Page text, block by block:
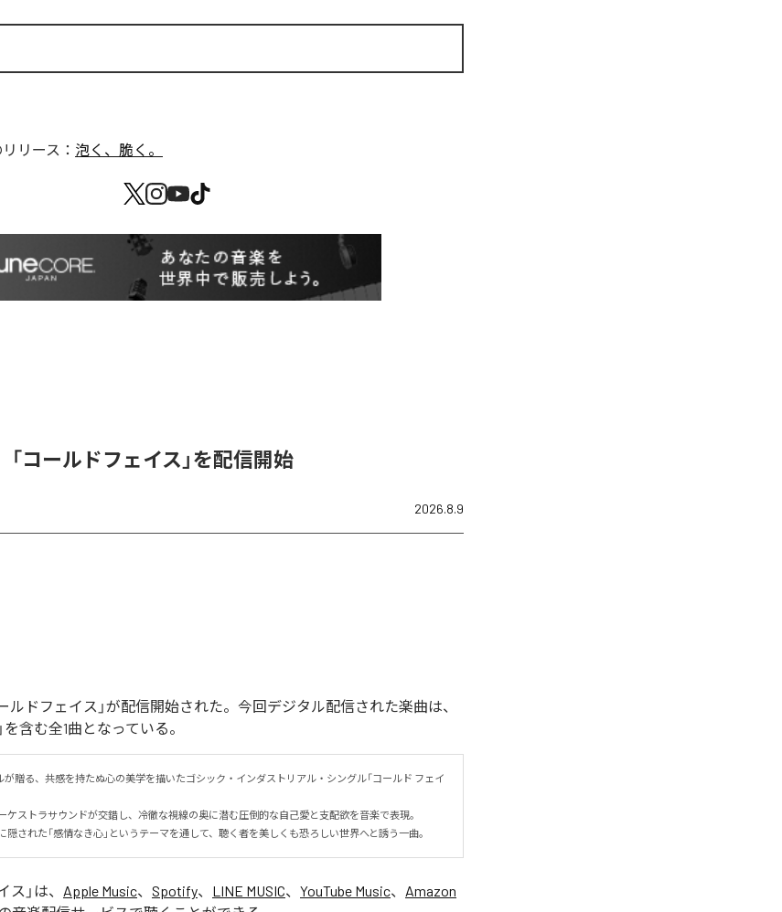
リース： 泡く、脆く。
コールドフェイス」を配信開始
2026.8.9
ルドフェイス」が配信開始された。今回デジタル配信された楽曲は、
を含む全1曲となっている。
が贈る、共感を持たぬ心の美学を描いたゴシック・インダストリアル・シングル「コールド フェイ
ケストラサウンドが交錯し、冷徹な視線の奥に潜む圧倒的な自己愛と支配欲を音楽で表現。
された「感情なき心」というテーマを通して、聴く者を美しくも恐ろしい世界へと誘う一曲。
ス 」は、 Apple Music、 Spotify、 LINE MUSIC、 YouTube Music、 Amazon